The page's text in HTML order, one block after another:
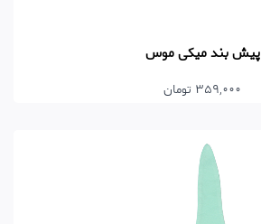
پیش بند میکی موس
359,000 تومان